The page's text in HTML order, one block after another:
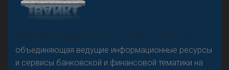
«Н
овости Банков России» – группа компаний,
объединяющая ведущие информационные ресурсы
и сервисы банковской и финансовой тематики на